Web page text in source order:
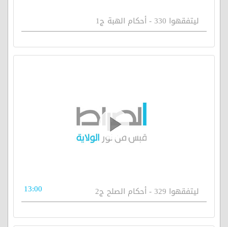
ليتفقهوا 330 - أحكام الهبة ج1
ليتفقهوا 329 - أحكام الصلح ج2 13:00